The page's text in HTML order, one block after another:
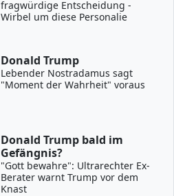
fragwürdige Entscheidung -
Wirbel um diese Personalie
Donald Trump
Lebender Nostradamus sagt
"Moment der Wahrheit" voraus
Donald Trump bald im
Gefängnis?
"Gott bewahre": Ultrarechter Ex-
Berater warnt Trump vor dem
Knast